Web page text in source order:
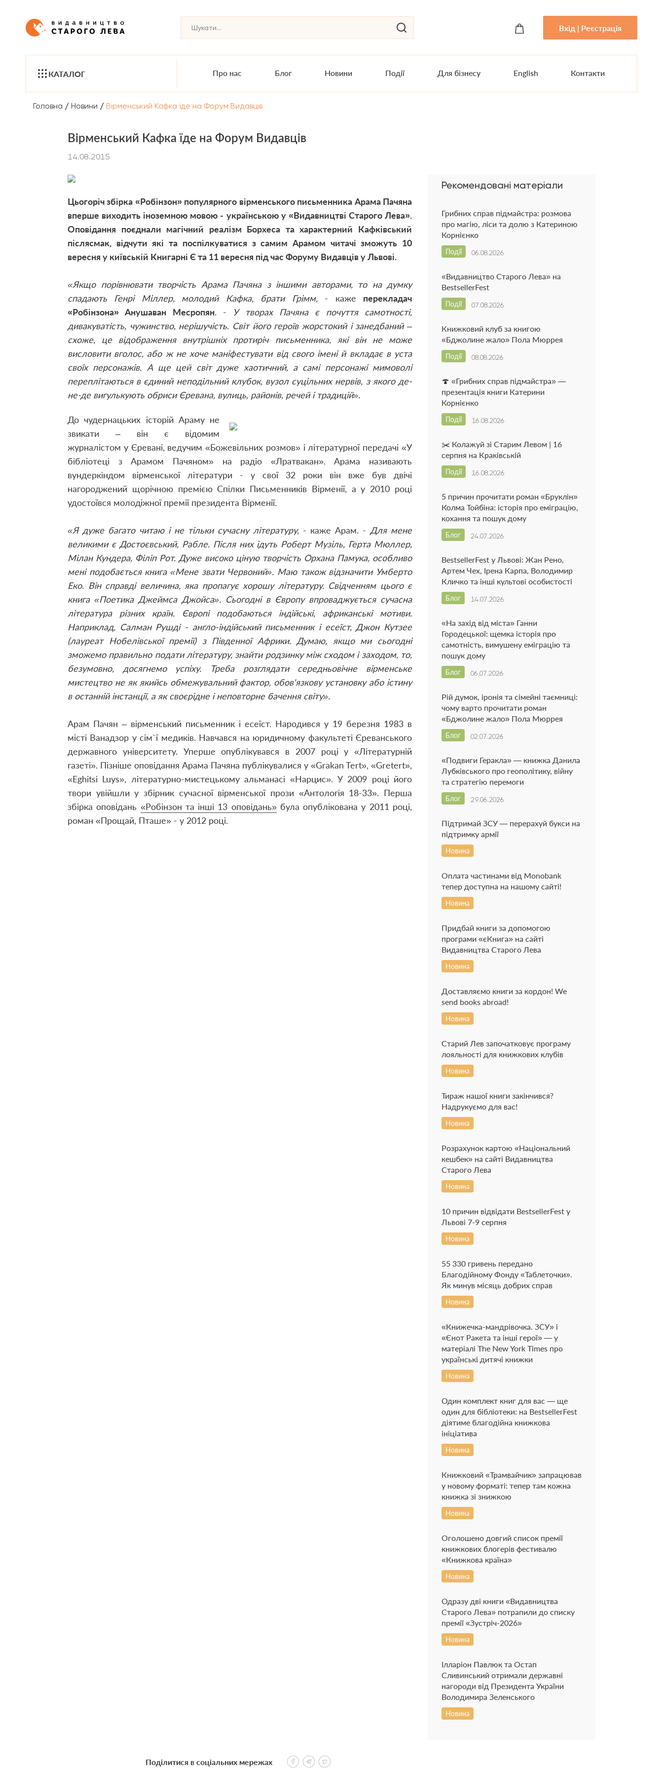
Вхід | Реєстрація
КАТАЛОГ Про нас Блог Новини Події Для бізнесу English Контакти
Головна / Новини / Вірменський Кафка їде на Форум Видавців
Вірменський Кафка їде на Форум Видавців
14.08.2015
Цьогоріч збірка «Робінзон» популярного вірменського письменника Арама Пачяна
вперше виходить іноземною мовою - українською у «Видавництві Старого Лева».
Оповідання поєднали магічний реалізм Борхеса та характерний Кафківський
післясмак, відчути які та поспілкуватися з самим Арамом читачі зможуть 10
вересня у київській Книгарні Є та 11 вересня під час Форуму Видавців у Львові.
«Якщо порівнювати творчість Арама Пачяна з іншими авторами, то на думку
спадають Генрі Міллер, молодий Кафка, брати Грімм,- каже перекладач
«Робінзона» Анушаван Месропян. -
У творах Пачяна є почуття самотності,
дивакуватість, чужинство, нерішучість. Світ його героїв жорстокий і занедбаний –
схоже, це відображення внутрішніх протиріч письменника, які він не може
висловити вголос, або ж не хоче маніфестувати від свого імені й вкладає в уста
своїх персонажів. А ще цей світ дуже хаотичний, а самі персонажі мимоволі
переплітаються в єдиний неподільний клубок, вузол суцільних нервів, з якого де-
не-де вигулькують обриси Єревана, вулиць, районів, речей і традицій».
До чудернацьких історій Араму не
звикати – він є відомим
журналістом у Єревані, ведучим «Божевільних розмов» і літературної передачі «У
бібліотеці з Арамом Пачяном» на радіо «Лратвакан». Арама називають
вундеркіндом вірменської літератури - у свої 32 роки він вже був двічі
нагороджений щорічною премією Спілки Письменників Вірменії, а у 2010 році
удостоївся молодіжної премії президента Вірменії.
«Я дуже багато читаю і не тільки сучасну літературу, - каже Арам. - Для мене
великими є Достоєвський, Рабле. Після них ідуть Роберт Музіль, Герта Мюллер,
Мілан Кундера, Філіп Рот. Дуже високо ціную творчість Орхана Памука, особливо
мені подобається книга «Мене звати Червоний». Маю також відзначити Умберто
Еко. Він справді величина, яка пропагує хорошу літературу. Свідченням цього є
книга «Поетика Джеймса Джойса». Сьогодні в Європу впроваджується сучасна
література різних країн. Європі подобаються індійські, африканські мотиви.
Наприклад, Салман Рушді - англо-індійський письменник і есеїст, Джон Кутзее
(лауреат Нобелівської премії) з Південної Африки. Думаю, якщо ми сьогодні
зможемо правильно подати літературу, знайти родзинку між сходом і заходом, то,
безумовно, досягнемо успіху. Треба розглядати середньовічне вірменське
мистецтво не як якийсь обмежувальний фактор, обов'язкову установку або істину
в останній інстанції, а як своєрідне і неповторне бачення світу».
Арам Пачян – вірменський письменник і есеїст. Народився у 19 березня 1983 в
місті Ванадзор у сім`ї медиків. Навчався на юридичному факультеті Єреванського
державного університету. Уперше опублікувався в 2007 році у «Літературній
газеті». Пізніше оповідання Арама Пачяна публікувалися у «Grakan Tert», «Gretert»,
«Eghitsi Luys», літературно-мистецькому альманасі «Нарцис». У 2009 році його
твори увійшли у збірник сучасної вірменської прози «Антологія 18-33». Перша
збірка оповідань «Робінзон та інші 13 оповідань»була опублікована у 2011 році,
роман «Прощай, Пташе» - у 2012 році.
Рекомендовані матеріали
Грибних справ підмайстра: розмова
про магію, ліси та долю з Катериною
Корнієнко
06.08.2026
Події
«Видавництво Старого Лева» на
BestsellerFest
07.08.2026
Події
Книжковий клуб за книгою
«Бджолине жало» Пола Мюррея
08.08.2026
Події
🍄 «Грибних справ підмайстра» —
презентація книги Катерини
Корнієнко
16.08.2026
Події
✂️ Колажуй зі Старим Левом | 16
серпня на Краківській
16.08.2026
Події
5 причин прочитати роман «Бруклін»
Колма Тойбіна: історія про еміграцію,
кохання та пошук дому
24.07.2026
Блог
BestsellerFest у Львові: Жан Рено,
Артем Чех, Ірена Карпа, Володимир
Кличко та інші культові особистості
14.07.2026
Блог
«На захід від міста» Ганни
Городецької: щемка історія про
самотність, вимушену еміграцію та
пошук дому
06.07.2026
Блог
Рій думок, іронія та сімейні таємниці:
чому варто прочитати роман
«Бджолине жало» Пола Мюррея
02.07.2026
Блог
«Подвиги Геракла» — книжка Данила
Лубківського про геополітику, війну
та стратегію перемоги
29.06.2026
Блог
Підтримай ЗСУ — перерахуй букси на
підтримку армії
Новина
Оплата частинами від Monobank
тепер доступна на нашому сайті!
Новина
Придбай книги за допомогою
програми «єКнига» на сайті
Видавництва Старого Лева
Новина
Доставляємо книги за кордон! We
send books abroad!
Новина
Старий Лев започатковує програму
лояльності для книжкових клубів
Новина
Тираж нашої книги закінчився?
Надрукуємо для вас!
Новина
Розрахунок картою «Національний
кешбек» на сайті Видавництва
Старого Лева
Новина
10 причин відвідати BestsellerFest у
Львові 7-9 серпня
Новина
55 330 гривень передано
Благодійному Фонду «Таблеточки».
Як минув місяць добрих справ
Новина
«Книжечка-мандрівочка. ЗСУ» і
«Єнот Ракета та інші герої» — у
матеріалі The New York Times про
українські дитячі книжки
Новина
Один комплект книг для вас — ще
один для бібліотеки: на BestsellerFest
діятиме благодійна книжкова
ініціатива
Новина
Книжковий «Трамвайчик» запрацював
у новому форматі: тепер там кожна
книжка зі знижкою
Новина
Оголошено довгий список премії
книжкових блогерів фестивалю
«Книжкова країна»
Новина
Одразу дві книги «Видавництва
Старого Лева» потрапили до списку
премії «Зустріч-2026»
Новина
Ілларіон Павлюк та Остап
Сливинський отримали державні
нагороди від Президента України
Володимира Зеленського
Новина
Поділитися в соціальних мережах